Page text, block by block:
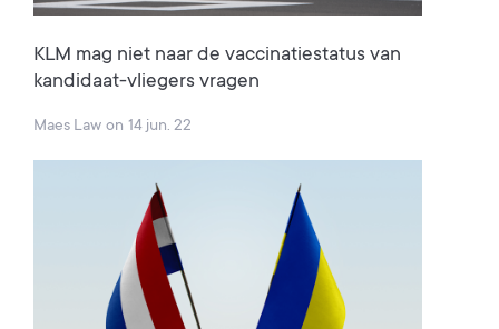
KLM mag niet naar de vaccinatiestatus van
kandidaat-vliegers vragen
Maes Law on 14 jun. 22